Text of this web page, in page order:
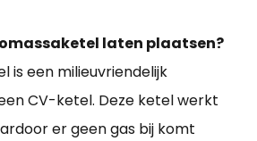
laten plaatsen?
is een milieuvriendelijk
CV-ketel. Deze ketel werkt
er geen gas bij komt